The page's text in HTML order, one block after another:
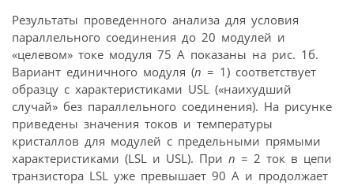
Результаты проведенного анализа для условия
параллельного соединения до 20 модулей и
«целевом» токе модуля 75 А показаны на рис. 1б.
Вариант единичного модуля (n = 1) соответствует
образцу с характеристиками USL («наихудший
случай» без параллельного соединения). На рисунке
приведены значения токов и температуры
кристаллов для модулей с предельными прямыми
характеристиками (LSL и USL). При n = 2 ток в цепи
транзистора LSL уже превышает 90 А и продолжает